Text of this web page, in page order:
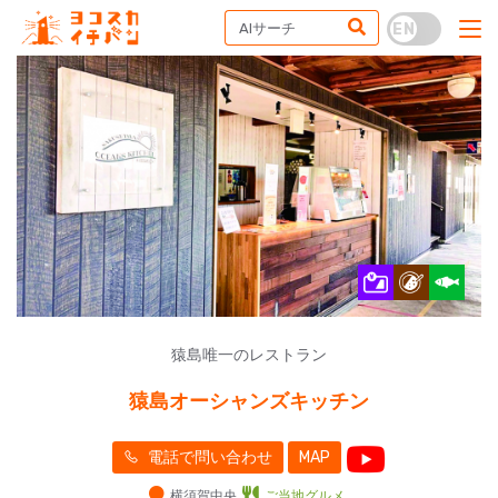
猿島唯一のレストラン
猿島オーシャンズキッチン
電話で問い合わせ MAP